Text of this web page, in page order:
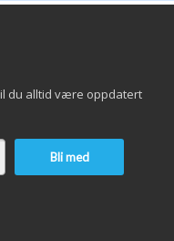
du alltid være oppdatert